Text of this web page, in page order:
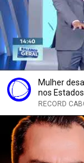
Mulher
nos
RECORD